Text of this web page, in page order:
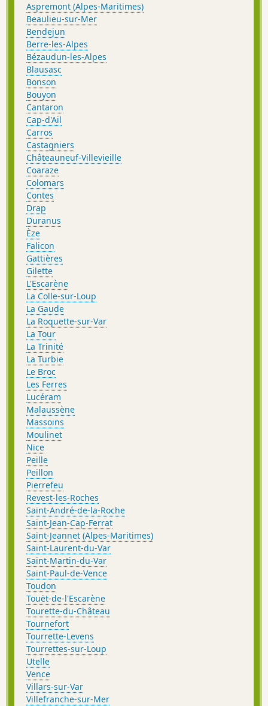
Aspremont (Alpes-Maritimes)
Beaulieu-sur-Mer
Bendejun
Berre-les-Alpes
Bézaudun-les-Alpes
Blausasc
Bonson
Bouyon
Cantaron
Cap-d'Ail
Carros
Castagniers
Châteauneuf-Villevieille
Coaraze
Colomars
Contes
Drap
Duranus
Èze
Falicon
Gattières
Gilette
L'Escarène
La Colle-sur-Loup
La Gaude
La Roquette-sur-Var
La Tour
La Trinité
La Turbie
Le Broc
Les Ferres
Lucéram
Malaussène
Massoins
Moulinet
Nice
Peille
Peillon
Pierrefeu
Revest-les-Roches
Saint-André-de-la-Roche
Saint-Jean-Cap-Ferrat
Saint-Jeannet (Alpes-Maritimes)
Saint-Laurent-du-Var
Saint-Martin-du-Var
Saint-Paul-de-Vence
Toudon
Touët-de-l'Escarène
Tourette-du-Château
Tournefort
Tourrette-Levens
Tourrettes-sur-Loup
Utelle
Vence
Villars-sur-Var
Villefranche-sur-Mer